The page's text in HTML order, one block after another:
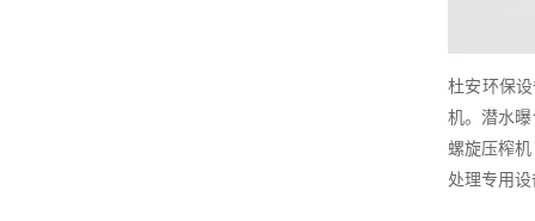
杜安环保
机。潜水
螺旋压榨
处理专用